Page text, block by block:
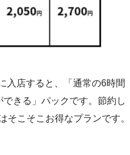
入店すると、「通常の6時間
きる」パックです。節約し
そこそこお得なプランです。